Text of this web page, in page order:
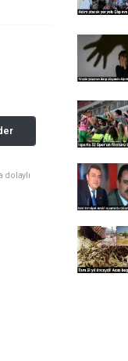
dolaylı